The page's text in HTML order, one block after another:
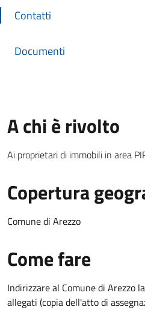
Contatti
Documenti
A chi è rivolto
Ai proprietari di immobili in area
Copertura
Comune di Arezzo
Come fare
Indirizzare al Comune di Arezzo
allegati (copia dell'atto di